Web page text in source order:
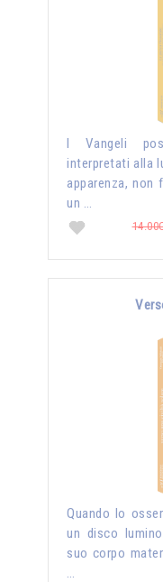
I Vangeli
interpretati alla
apparenza, non
un …
Quando lo
un disco
suo corpo
…